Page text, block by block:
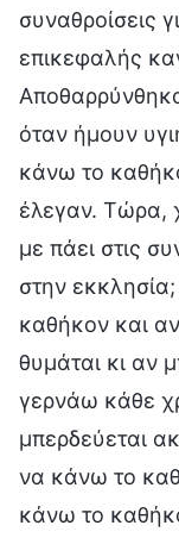
συναθροίσεις
επικεφαλής
όταν ήμουν
κάνω το
έλεγαν. Τώρα,
με πάει στις
στην
καθήκον και
θυμάται κι
γερνάω κάθε
μπερδεύεται
να κάνω το
κάνω το